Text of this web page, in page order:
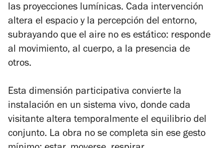
las proyecciones lumínicas. Cada intervención
altera el espacio y la percepción del entorno,
subrayando que el aire no es estático: responde
al movimiento, al cuerpo, a la presencia de
otros.
Esta dimensión participativa convierte la
instalación en un sistema vivo, donde cada
visitante altera temporalmente el equilibrio del
conjunto. La obra no se completa sin ese gesto